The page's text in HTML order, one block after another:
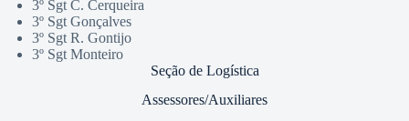
3º Sgt C. Cerqueira
3º Sgt Gonçalves
3º Sgt R. Gontijo
3º Sgt Monteiro
Seção de Logística
Assessores/Auxiliares